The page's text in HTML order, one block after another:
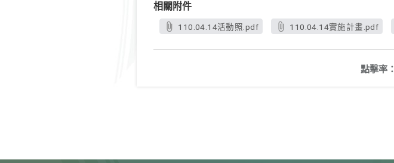
相關附件
110.04.14活動照.pdf 110.04.14實施計畫.pdf
點擊率：